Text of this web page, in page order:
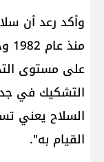
وأكد رعد أن
على مستوى
التشكيك في
السلاح يعني
القيام به".